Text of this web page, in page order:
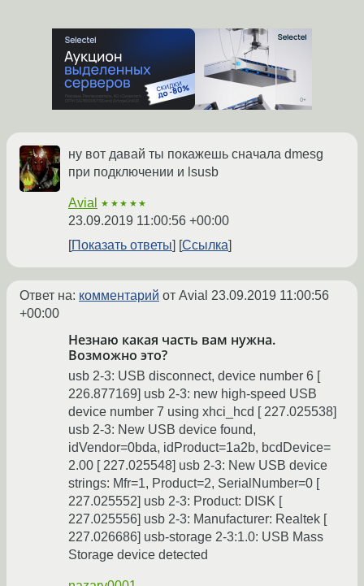
ну вот давай ты покажешь сначала dmesg
при подключении и lsusb
Avial ★★★★★
23.09.2019 11:00:56 +00:00
Показать ответы
Ссылка
Ответ на: комментарий от Avial 23.09.2019 11:00:56
+00:00
Незнаю какая часть вам нужна.
Возможно это?
usb 2-3: USB disconnect, device number 6 [
226.877169] usb 2-3: new high-speed USB
device number 7 using xhci_hcd [ 227.025538]
usb 2-3: New USB device found,
idVendor=0bda, idProduct=1a2b, bcdDevice=
2.00 [ 227.025548] usb 2-3: New USB device
strings: Mfr=1, Product=2, SerialNumber=0 [
227.025552] usb 2-3: Product: DISK [
227.025556] usb 2-3: Manufacturer: Realtek [
227.026686] usb-storage 2-3:1.0: USB Mass
Storage device detected